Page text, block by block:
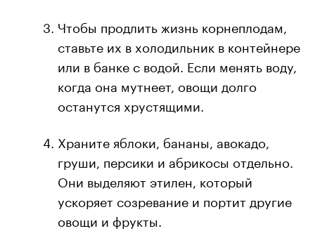
Чтобы продлить жизнь корнеплодам,
ставьте их в холодильник в контейнере
или в банке с водой. Если менять воду,
когда она мутнеет, овощи долго
останутся хрустящими.
Храните яблоки, бананы, авокадо,
груши, персики и абрикосы отдельно.
Они выделяют этилен, который
ускоряет созревание и портит другие
овощи и фрукты.